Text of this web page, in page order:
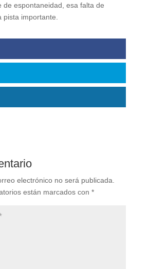
de espontaneidad, esa falta de
importante.
electrónico no será publicada.
están marcados con *